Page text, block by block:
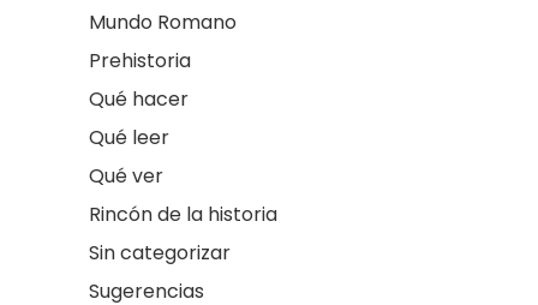
Mundo Romano
Prehistoria
Qué hacer
Qué leer
Qué ver
Rincón de la historia
Sin categorizar
Sugerencias